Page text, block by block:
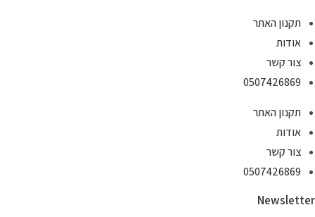
תקנון האתר
אודות
צור קשר
0507426869
תקנון האתר
אודות
צור קשר
0507426869
Newsletter